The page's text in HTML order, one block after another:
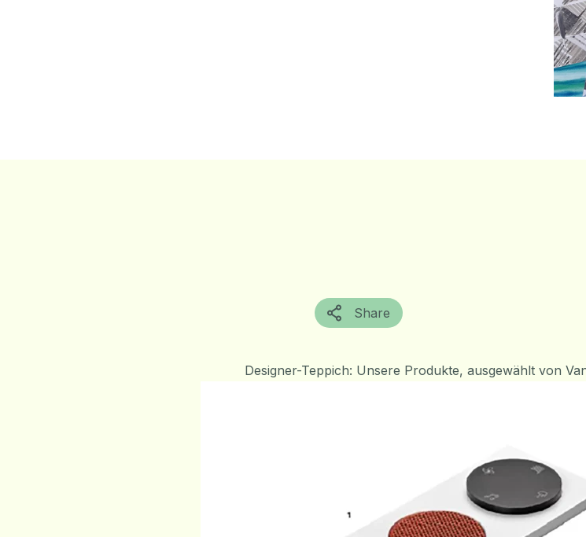
Share
Designer-Teppich: Unsere Produkte, ausgewählt von